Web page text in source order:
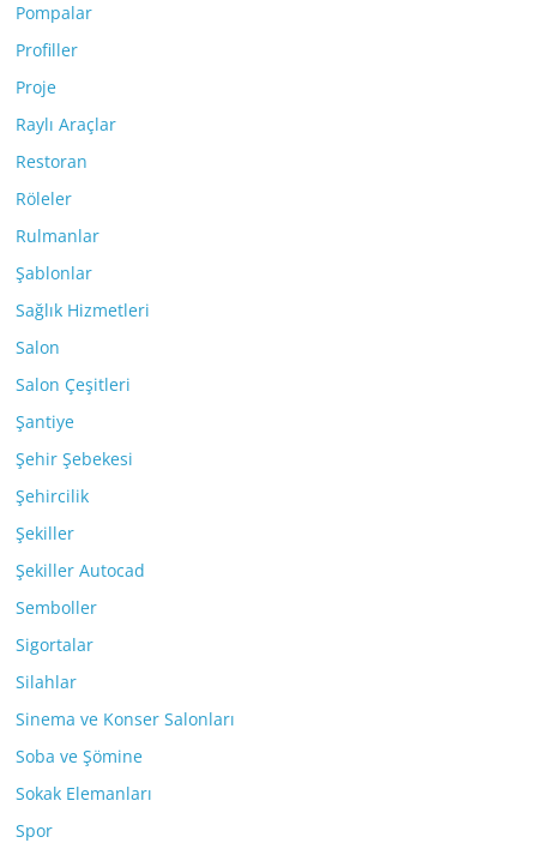
Pompalar
Profiller
Proje
Raylı Araçlar
Restoran
Röleler
Rulmanlar
Şablonlar
Sağlık Hizmetleri
Salon
Salon Çeşitleri
Şantiye
Şehir Şebekesi
Şehircilik
Şekiller
Şekiller Autocad
Semboller
Sigortalar
Silahlar
Sinema ve Konser Salonları
Soba ve Şömine
Sokak Elemanları
Spor